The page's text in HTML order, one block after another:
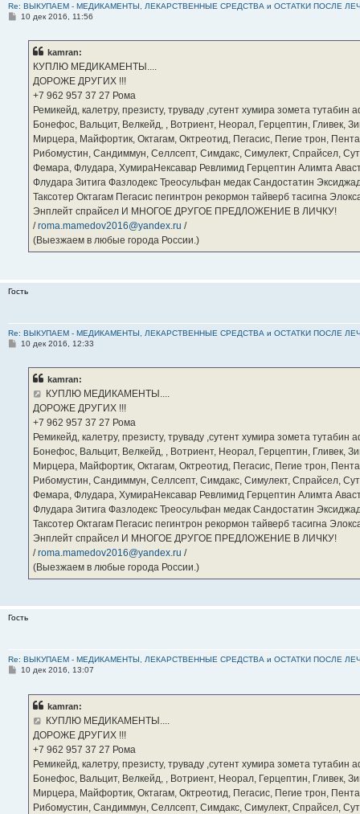
Re: ВЫКУПАЕМ - МЕДИКАМЕНТЫ, ЛЕКАРСТВЕННЫЕ СРЕДСТВА и ОСТАТКИ ПОСЛЕ
С10 дек 2016, 11:56
kamran:
КУПЛЮ МЕДИКАМЕНТЫ....
ДОРОЖЕ ДРУГИХ !!!
‪+7 962 957 37 27‬ Рома
Ремикейд, калетру, презисту, труваду ,сутент хумира зомета
Бонефос, Вальцит, Велкейд, , Вотриент, Неорал, Герцептин, Гливек,
Мирцера, Майфортик, Октагам, Октреотид, Пегасис, Пегие трон,
Рибомустин, Сандиммун, Селлсепт, Симдакс, Симулект, Спрайсел,
Фемара, Флудара, ХумираНексавар Ревлимид Герцептин Алимта
Флудара Зитига Фазлодекс Треосульфан медак Сандостатин
Таксотер Октагам Пегасис пегинтрон рекормон тайверб тасигна
Энплейт спрайсел И МНОГОЕ ДРУГОЕ ПРЕДЛОЖЕНИЕ В ЛИЧКУ!
/roma.mamedov2016@yandex.ru /
(Выезжаем в любые города России.)
Гость
Re: ВЫКУПАЕМ - МЕДИКАМЕНТЫ, ЛЕКАРСТВЕННЫЕ СРЕДСТВА и ОСТАТКИ ПОСЛЕ
С10 дек 2016, 12:33
kamran:
КУПЛЮ МЕДИКАМЕНТЫ....
ДОРОЖЕ ДРУГИХ !!!
‪+7 962 957 37 27‬ Рома
Ремикейд, калетру, презисту, труваду ,сутент хумира зомета
Бонефос, Вальцит, Велкейд, , Вотриент, Неорал, Герцептин, Гливек,
Мирцера, Майфортик, Октагам, Октреотид, Пегасис, Пегие трон,
Рибомустин, Сандиммун, Селлсепт, Симдакс, Симулект, Спрайсел,
Фемара, Флудара, ХумираНексавар Ревлимид Герцептин Алимта
Флудара Зитига Фазлодекс Треосульфан медак Сандостатин
Таксотер Октагам Пегасис пегинтрон рекормон тайверб тасигна
Энплейт спрайсел И МНОГОЕ ДРУГОЕ ПРЕДЛОЖЕНИЕ В ЛИЧКУ!
/roma.mamedov2016@yandex.ru /
(Выезжаем в любые города России.)
Гость
Re: ВЫКУПАЕМ - МЕДИКАМЕНТЫ, ЛЕКАРСТВЕННЫЕ СРЕДСТВА и ОСТАТКИ ПОСЛЕ
С10 дек 2016, 13:07
kamran:
КУПЛЮ МЕДИКАМЕНТЫ....
ДОРОЖЕ ДРУГИХ !!!
‪+7 962 957 37 27‬ Рома
Ремикейд, калетру, презисту, труваду ,сутент хумира зомета
Бонефос, Вальцит, Велкейд, , Вотриент, Неорал, Герцептин, Гливек,
Мирцера, Майфортик, Октагам, Октреотид, Пегасис, Пегие трон,
Рибомустин, Сандиммун, Селлсепт, Симдакс, Симулект, Спрайсел,